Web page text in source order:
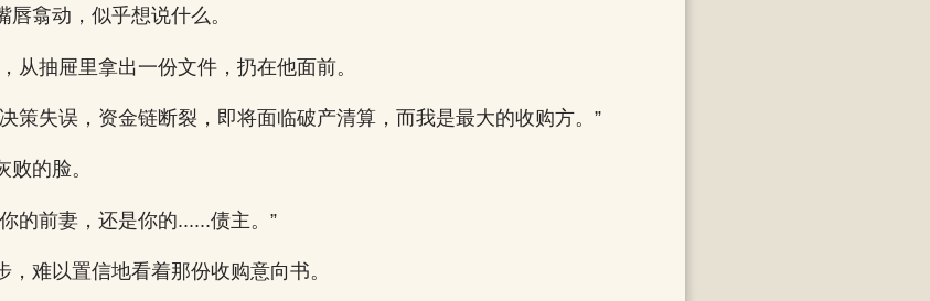
翕动，似乎想说什么。
从抽屉里拿出一份文件，扔在他面前。
策失误，资金链断裂，即将面临破产清算，而我是最大的收购方。”
的脸。
的前妻，还是你的......债主。”
，难以置信地看着那份收购意向书。